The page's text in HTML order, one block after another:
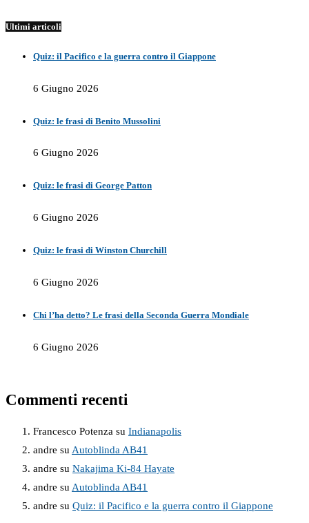
Ultimi articoli
Quiz: il Pacifico e la guerra contro il Giappone
6 Giugno 2026
Quiz: le frasi di Benito Mussolini
6 Giugno 2026
Quiz: le frasi di George Patton
6 Giugno 2026
Quiz: le frasi di Winston Churchill
6 Giugno 2026
Chi l’ha detto? Le frasi della Seconda Guerra Mondiale
6 Giugno 2026
Commenti recenti
Francesco Potenza su Indianapolis
andre su Autoblinda AB41
andre su Nakajima Ki-84 Hayate
andre su Autoblinda AB41
andre su Quiz: il Pacifico e la guerra contro il Giappone